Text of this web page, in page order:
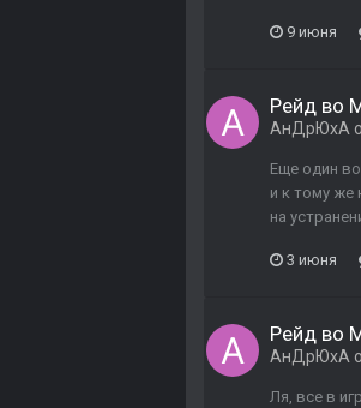
9 июня
Рейд во
АнДрЮхА
Еще один
и к тому же
на
3 июня
Рейд во
АнДрЮхА
Ля, все в